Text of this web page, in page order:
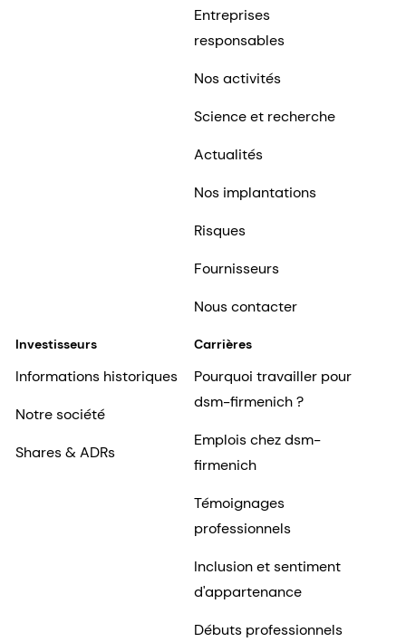
Entreprises
responsables
Nos activités
Science et recherche
Actualités
Nos implantations
Risques
Fournisseurs
Nous contacter
Investisseurs
Informations historiques
Notre société
Shares & ADRs
Carrières
Pourquoi travailler pour
dsm-firmenich ?
Emplois chez dsm-
firmenich
Témoignages
professionnels
Inclusion et sentiment
d'appartenance
Débuts professionnels